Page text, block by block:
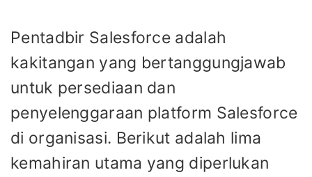
Pentadbir Salesforce adalah
kakitangan yang bertanggungjawab
untuk persediaan dan
penyelenggaraan platform Salesforce
di organisasi. Berikut adalah lima
kemahiran utama yang diperlukan